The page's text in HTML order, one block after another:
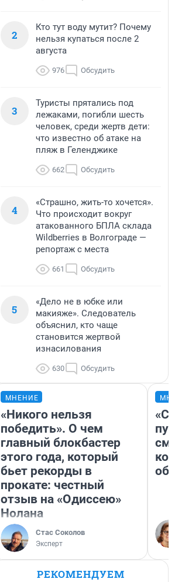
2
Кто тут воду мутит? Почему
нельзя купаться после 2
августа
976 Обсудить
3
Туристы прятались под
лежаками, погибли шесть
человек, среди жертв дети:
что известно об атаке на
пляж в Геленджике
662 Обсудить
4
«Страшно, жить-то хочется».
Что происходит вокруг
атакованного БПЛА склада
Wildberries в Волгограде —
репортаж с места
661 Обсудить
5
«Дело не в юбке или
макияже». Следователь
объяснил, кто чаще
становится жертвой
изнасилования
630 Обсудить
МНЕНИЕ
«Никого нельзя
победить». О чем
главный блокбастер
этого года, который
бьет рекорды в
прокате: честный
отзыв на «Одиссею»
Нолана
Стас Соколов
Эксперт
РЕКОМЕНДУЕМ